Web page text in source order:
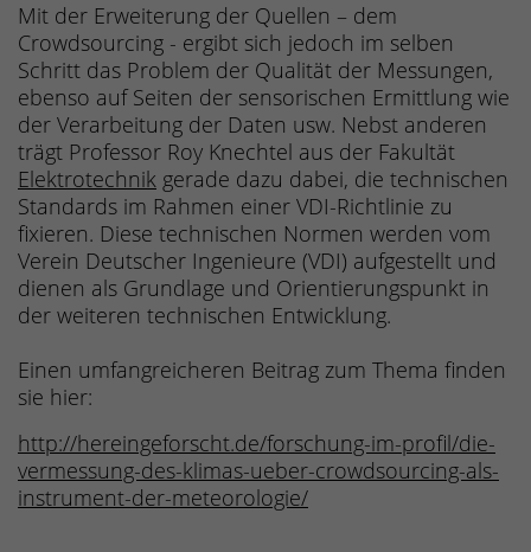
Mit der Erweiterung der Quellen – dem
Crowdsourcing - ergibt sich jedoch im selben
Schritt das Problem der Qualität der Messungen,
ebenso auf Seiten der sensorischen Ermittlung wie
der Verarbeitung der Daten usw. Nebst anderen
trägt Professor Roy Knechtel aus der Fakultät
Elektrotechnik gerade dazu dabei, die technischen
Standards im Rahmen einer VDI-Richtlinie zu
fixieren. Diese technischen Normen werden vom
Verein Deutscher Ingenieure (VDI) aufgestellt und
dienen als Grundlage und Orientierungspunkt in
der weiteren technischen Entwicklung.
Einen umfangreicheren Beitrag zum Thema finden
sie hier:
http://hereingeforscht.de/forschung-im-profil/die-
vermessung-des-klimas-ueber-crowdsourcing-als-
instrument-der-meteorologie/